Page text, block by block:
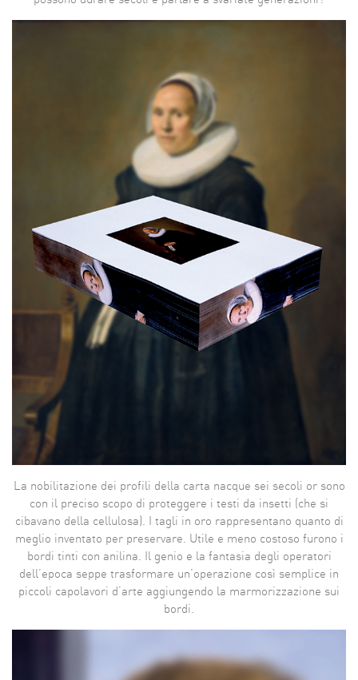
La nobilitazione dei profili della carta nacque sei secoli or sono
con il preciso scopo di proteggere i testi da insetti (che si
cibavano della cellulosa). I tagli in oro rappresentano quanto di
meglio inventato per preservare. Utile e meno costoso furono i
bordi tinti con anilina. Il genio e la fantasia degli operatori
dell’epoca seppe trasformare un’operazione così semplice in
piccoli capolavori d’arte aggiungendo la marmorizzazione sui
bordi.